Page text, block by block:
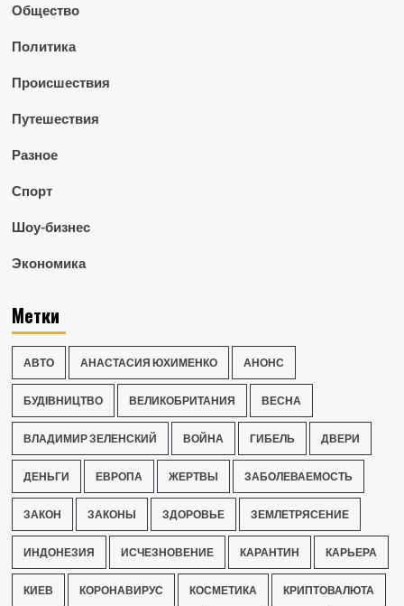
Общество
Политика
Происшествия
Путешествия
Разное
Спорт
Шоу-бизнес
Экономика
Метки
АВТО АНАСТАСИЯ ЮХИМЕНКО АНОНС
БУДІВНИЦТВО ВЕЛИКОБРИТАНИЯ ВЕСНА
ВЛАДИМИР ЗЕЛЕНСКИЙ ВОЙНА ГИБЕЛЬ ДВЕРИ
ДЕНЬГИ ЕВРОПА ЖЕРТВЫ ЗАБОЛЕВАЕМОСТЬ
ЗАКОН ЗАКОНЫ ЗДОРОВЬЕ ЗЕМЛЕТРЯСЕНИЕ
ИНДОНЕЗИЯ ИСЧЕЗНОВЕНИЕ КАРАНТИН КАРЬЕРА
КИЕВ КОРОНАВИРУС КОСМЕТИКА КРИПТОВАЛЮТА